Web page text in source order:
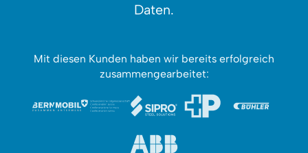
Daten.
Mit diesen Kunden haben wir bereits erfolgreich
zusammengearbeitet: